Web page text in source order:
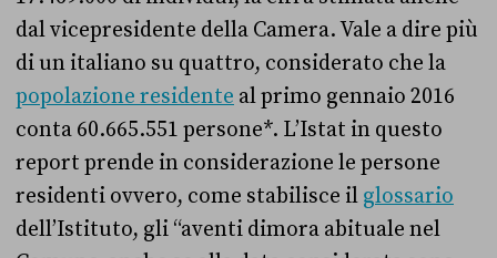
dal vicepresidente della Camera. Vale a dire più
di un italiano su quattro, considerato che la
popolazione residente al primo gennaio 2016
conta 60.665.551 persone*. L’Istat in questo
report prende in considerazione le persone
residenti ovvero, come stabilisce il glossario
dell’Istituto, gli “aventi dimora abituale nel